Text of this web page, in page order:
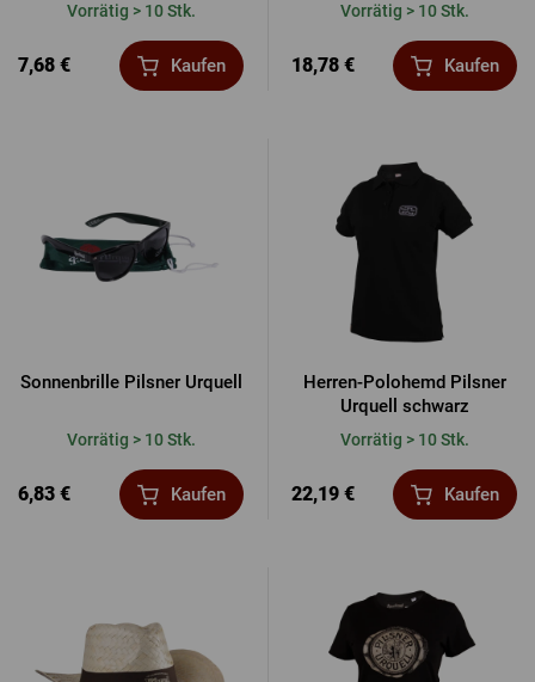
Vorrätig > 10 Stk.
7,68 € Kaufen
Vorrätig > 10 Stk.
18,78 € Kaufen
Sonnenbrille Pilsner Urquell
Vorrätig > 10 Stk.
6,83 € Kaufen
Herren-Polohemd Pilsner
Urquell schwarz
Vorrätig > 10 Stk.
22,19 € Kaufen